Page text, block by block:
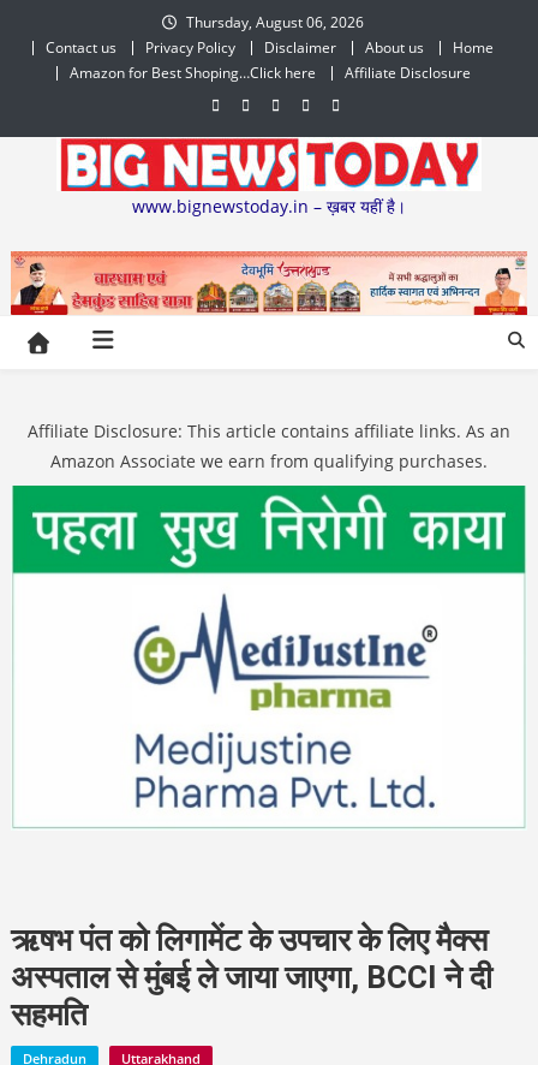
content
Thursday, August 06, 2026
Contact us
Privacy Policy Disclaimer About us
Home
Amazon for Best Shoping…Click here
Affiliate Disclosure
www.bignewstoday.in – ख़बर यहीं है।
Affiliate Disclosure: This article contains affiliate links. As an
Amazon Associate we earn from qualifying purchases.
ऋषभ पंत को लिगामेंट के उपचार के लिए मैक्‍स
अस्‍पताल से मुंंबई ले जाया जाएगा, BCCI ने दी
सहमति
Dehradun Uttarakhand